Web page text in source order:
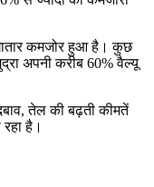
कमजोर हुआ है। कुछ
अपनी करीब 60% वैल्यू
तेल की बढ़ती कीमतें
है।